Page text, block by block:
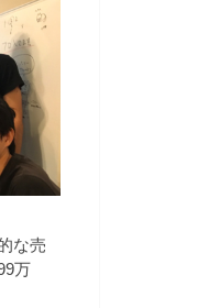
な売
万